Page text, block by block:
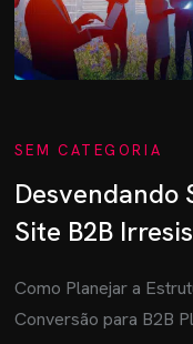
SEM CATEGORIA
Desvendando
Site B2B
Como Planejar a
Conversão para B2B